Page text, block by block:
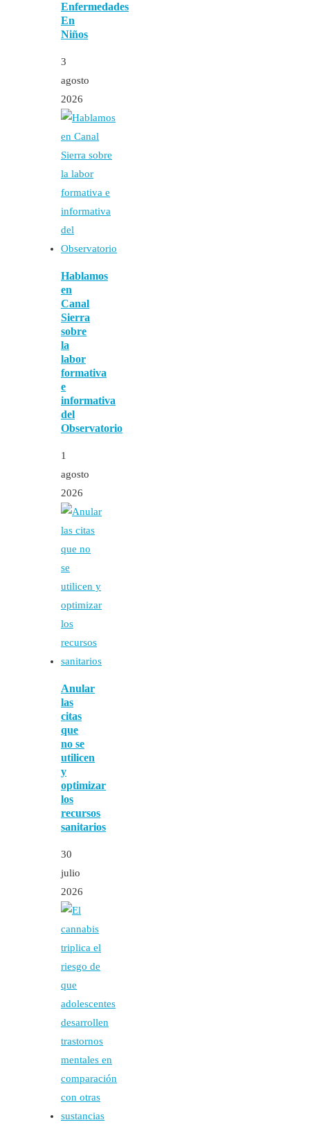
Enfermedades
En
Niños
3
agosto
2026
Hablamos
en
Canal
Sierra
sobre
la
labor
formativa
e
informativa
del
Observatorio
1
agosto
2026
Anular
las
citas
que
no se
utilicen
y
optimizar
los
recursos
sanitarios
30
julio
2026